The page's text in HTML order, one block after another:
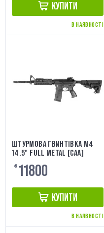
КУПИТИ
В НАЯВНОСТІ
ШТУРМОВА ГВИНТІВКА M4
14.5" FULL METAL [CAA]
₴ 11800
КУПИТИ
В НАЯВНОСТІ